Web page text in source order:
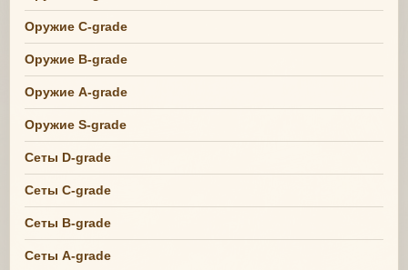
Оружие C-grade
Оружие B-grade
Оружие A-grade
Оружие S-grade
Сеты D-grade
Сеты C-grade
Сеты B-grade
Сеты A-grade